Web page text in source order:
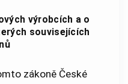
výrobcích a o
souvisejících
zákoně České